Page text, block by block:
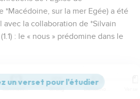
*Macédoine, sur la mer Egée) a été
avec la collaboration de *Silvain
: le « nous » prédomine dans le
de cette ville et, parmi eux, aux
Commentaires Strong